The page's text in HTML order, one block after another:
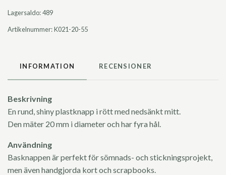
Lagersaldo:489
Artikelnummer:K021-20-55
INFORMATION RECENSIONER
Beskrivning
En rund, shiny plastknapp i rött med nedsänkt mitt.
Den mäter 20 mm i diameter och har fyra hål.
Användning
Basknappen är perfekt för sömnads- och stickningsprojekt,
men även handgjorda kort och scrapbooks.